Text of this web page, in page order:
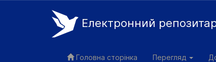
Електронний
Головна сторінка Перегляд